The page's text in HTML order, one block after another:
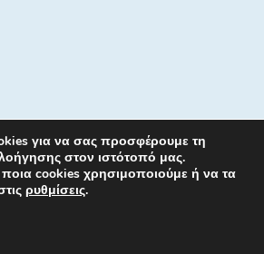
για να σας προσφέρουμε τη
στον ιστότοπό μας.
cookies χρησιμοποιούμε ή να τα
ρυθμίσεις.